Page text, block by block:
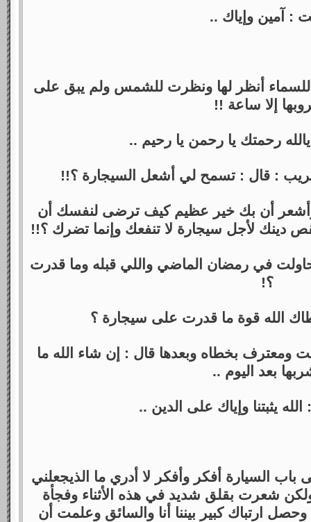
: آمين وإياك ..
أنظر لها ونظرت للشمس ولم يبق على
إلا ساعة !!
رحمتك يا رحمن يا رحيم ..
: قال : تسمح لي أشعل السيجارة ؟!!
أن بك خير عظيم كيف ترضى لنفسك أن
دينك لأجل سيجارة لا تنفعك وإنما تضرك ؟!!
حاولت في رمضان الماضي واللي قبله وما قدرت
؟!
الله قوة ما قدرت على سيجارة ؟
ومعترف بخطاه وبعدها قال : إن شاء الله ما
بعد اليوم ..
يثبتنا وإياك على الدين ..
السيارة أفكر وأفكر لا أدري ما الذيجعلني
ولكن شعرت بقلق شديد في هذه الأثناء وفجأة
ارتباك كبير بيننا أنا والسائق وعلمت أن